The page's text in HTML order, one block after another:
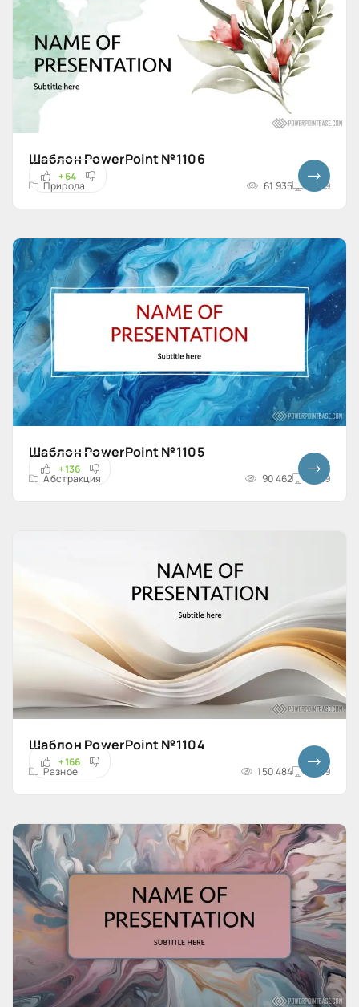
Шаблон PowerPoint №1106
Природа 61 935 16x9
+64
Шаблон PowerPoint №1105
Абстракция 90 462 16x9
+136
Шаблон PowerPoint №1104
Разное 150 484 16x9
+166